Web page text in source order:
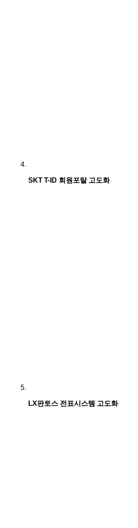
SKT T-ID 회원포탈 고도화
LX판토스 전표시스템 고도화